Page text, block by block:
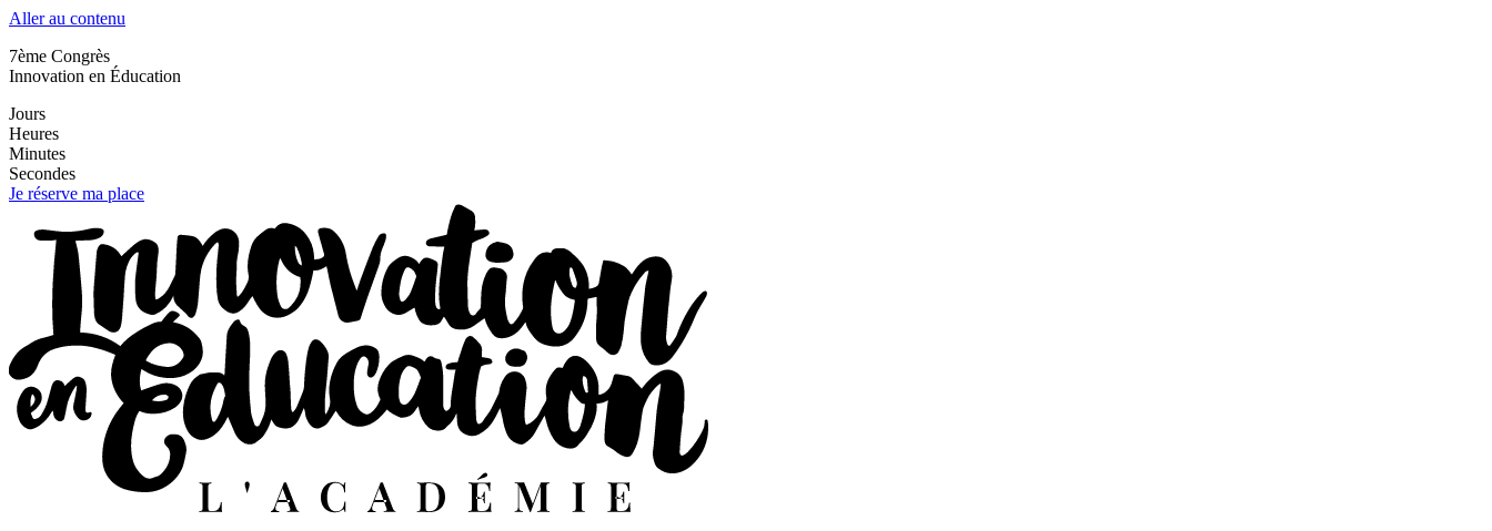
Aller au contenu
7ème Congrès
Innovation en Éducation
Jours
Heures
Minutes
Secondes
Je réserve ma place